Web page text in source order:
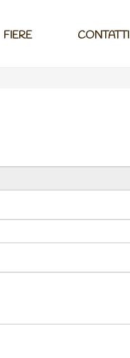
FIERE CONTATTI